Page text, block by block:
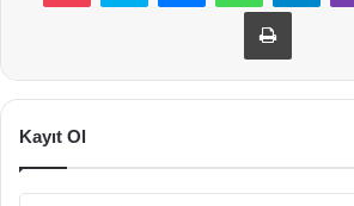
Yazdır
Kayıt Ol